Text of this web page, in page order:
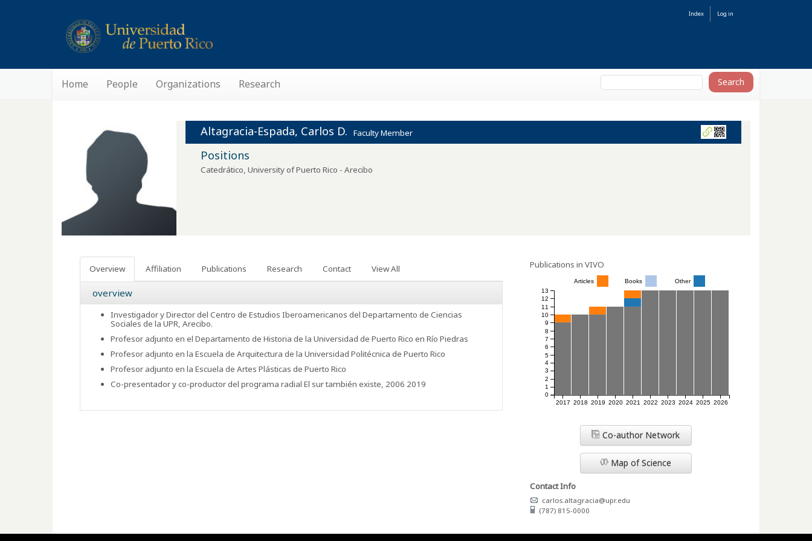
Index Log in
Home People Organizations Research
Altagracia-Espada, Carlos D. Faculty Member
Positions
Catedrático, University of Puerto Rico - Arecibo
Overview Affiliation Publications Research Contact View All
overview
Investigador y Director del Centro de Estudios Iberoamericanos del Departamento de Ciencias
Sociales de la UPR, Arecibo.
Profesor adjunto en el Departamento de Historia de la Universidad de Puerto Rico en Río Piedras
Profesor adjunto en la Escuela de Arquitectura de la Universidad Politécnica de Puerto Rico
Profesor adjunto en la Escuela de Artes Plásticas de Puerto Rico
Co-presentador y co-productor del programa radial El sur también existe, 2006 2019
Publications in VIVO
2017 2018 2019 2020 2021 2022 2023 2024 2025 2026
0
1
2
3
4
5
6
7
8
9
10
11
12
13
Articles Books Other
Co-author Network
Map of Science
Contact Info
carlos.altagracia@upr.edu
(787) 815-0000